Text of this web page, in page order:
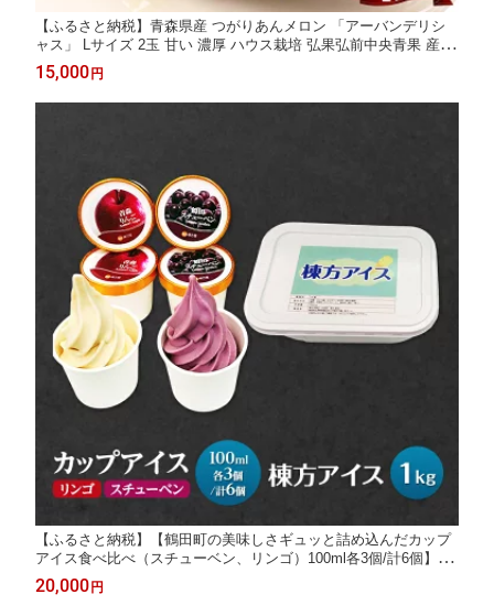
【ふるさと納税】青森県産 つがりあんメロン 「アーバンデリシ
ャス」 Lサイズ 2玉 甘い 濃厚 ハウス栽培 弘果弘前中央青果 産地
直送 メロン フルーツ 果物 ギフト 贈答 青森県 鶴田町 お届け：
2026年7月中旬～8月上旬
15,000円
【ふるさと納税】【鶴田町の美味しさギュッと詰め込んだカップ
アイス食べ比べ（スチューベン、リンゴ）100ml各3個/計6個】＆
棟方アイス1kg お菓子 懐かしの味 ふんわり
20,000円